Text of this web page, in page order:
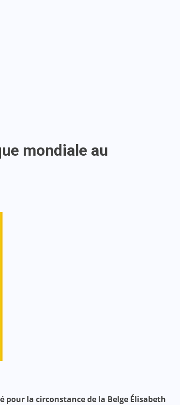
mondiale au
pour la circonstance de la Belge Élisabeth